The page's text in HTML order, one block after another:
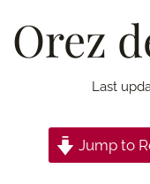
Orez
Last
Jump to